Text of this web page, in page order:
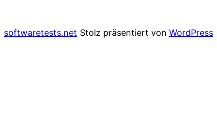
softwaretests.net Stolz präsentiert von WordPress